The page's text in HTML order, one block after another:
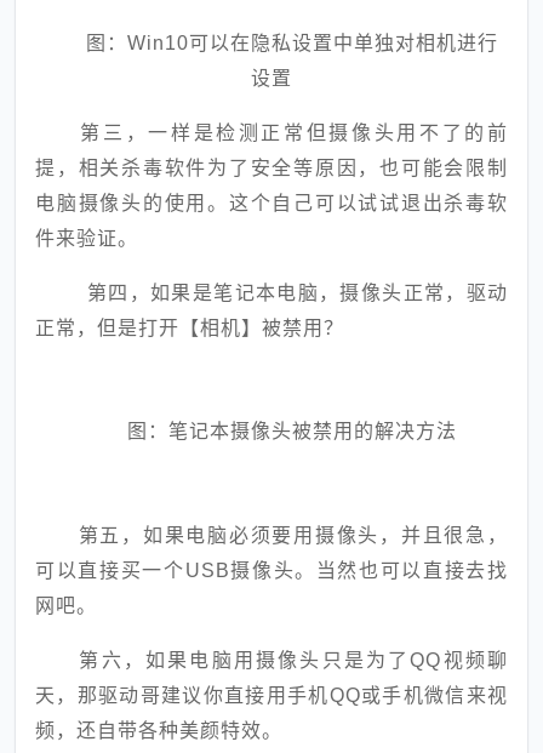
图：Win10可以在隐私设置中单独对相机进行
设置
第三，一样是检测正常但摄像头用不了的前
提，相关杀毒软件为了安全等原因，也可能会限制
电脑摄像头的使用。这个自己可以试试退出杀毒软
件来验证。
第四，如果是笔记本电脑，摄像头正常，驱动
正常，但是打开【相机】被禁用？
图：笔记本摄像头被禁用的解决方法
第五，如果电脑必须要用摄像头，并且很急，
可以直接买一个USB摄像头。当然也可以直接去找
网吧。
第六，如果电脑用摄像头只是为了QQ视频聊
天，那驱动哥建议你直接用手机QQ或手机微信来视
频，还自带各种美颜特效。